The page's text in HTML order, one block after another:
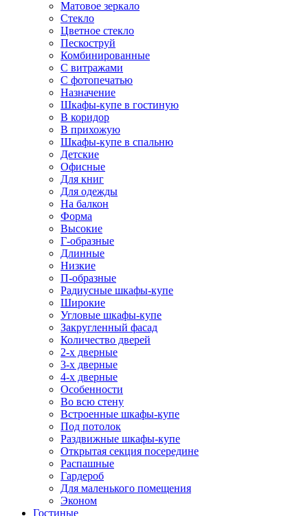
Матовое зеркало
Стекло
Цветное стекло
Пескоструй
Комбинированные
С витражами
С фотопечатью
Назначение
Шкафы-купе в гостиную
В коридор
В прихожую
Шкафы-купе в спальню
Детские
Офисные
Для книг
Для одежды
На балкон
Форма
Высокие
Г-образные
Длинные
Низкие
П-образные
Радиусные шкафы-купе
Широкие
Угловые шкафы-купе
Закругленный фасад
Количество дверей
2-х дверные
3-х дверные
4-х дверные
Особенности
Во всю стену
Встроенные шкафы-купе
Под потолок
Раздвижные шкафы-купе
Открытая секция посередине
Распашные
Гардероб
Для маленького помещения
Эконом
Гостиные